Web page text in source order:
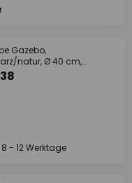
Gazebo,
natur, Ø 40 cm,
8 - 12 Werktage